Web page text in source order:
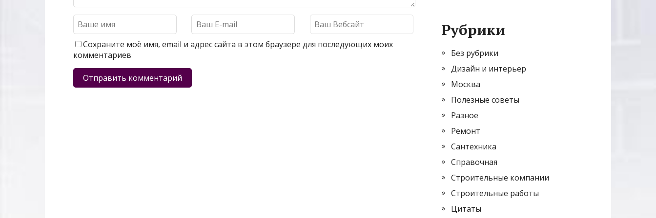
Сохраните моё имя, email и адрес сайта в этом браузере для последующих моих
комментариев
Рубрики
Без рубрики
Дизайн и интерьер
Москва
Полезные советы
Разное
Ремонт
Сантехника
Справочная
Строительные компании
Строительные работы
Цитаты